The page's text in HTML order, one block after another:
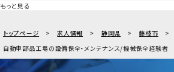
もっと見る
トップページ 求人情報 静岡県
藤枝市
自動車部品工場の設備保全・メンテナンス/機械保全経験者